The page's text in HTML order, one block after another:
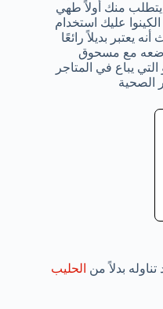
منك أولاً طهي
عليك استخدام
يعتبر بديلاً رائعًا
مع مسحوق
يباع في المتاجر
الصحية
تناوله بدلاً من الحليب